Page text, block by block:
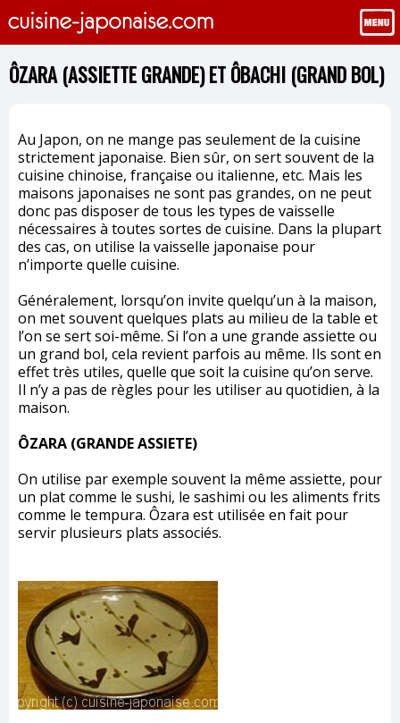
ÔZARA (ASSIETTE GRANDE) ET ÔBACHI (GRAND BOL)
Au Japon, on ne mange pas seulement de la cuisine
strictement japonaise. Bien sûr, on sert souvent de la
cuisine chinoise, française ou italienne, etc. Mais les
maisons japonaises ne sont pas grandes, on ne peut
donc pas disposer de tous les types de vaisselle
nécessaires à toutes sortes de cuisine. Dans la plupart
des cas, on utilise la vaisselle japonaise pour
n’importe quelle cuisine.
Généralement, lorsqu’on invite quelqu’un à la maison,
on met souvent quelques plats au milieu de la table et
l’on se sert soi-même. Si l’on a une grande assiette ou
un grand bol, cela revient parfois au même. Ils sont en
effet très utiles, quelle que soit la cuisine qu’on serve.
Il n’y a pas de règles pour les utiliser au quotidien, à la
maison.
ÔZARA (GRANDE ASSIETE)
On utilise par exemple souvent la même assiette, pour
un plat comme le sushi, le sashimi ou les aliments frits
comme le tempura. Ôzara est utilisée en fait pour
servir plusieurs plats associés.